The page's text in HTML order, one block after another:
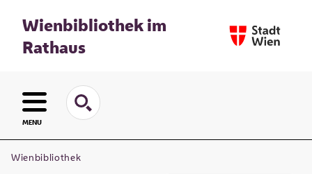
Wienbibliothek im
Rathaus
MENU
Wienbibliothek